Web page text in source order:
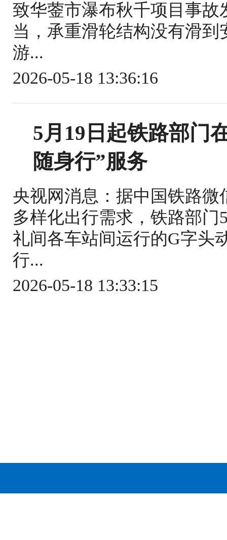
致华蓥市瀑布秋千项目事
当，承重滑轮结构没有滑
游...
2026-05-18 13:36:16
5月19日起铁路部门
随身行”服务
央视网消息：据中国铁路
多样化出行需求，铁路部门
礼间各车站间运行的G字头
行...
2026-05-18 13:33:15